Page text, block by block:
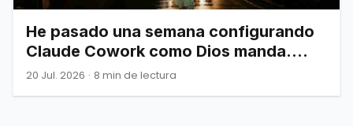
He pasado una semana configurando
Claude Cowork como Dios manda.
Esto es todo lo que de verdad
20 Jul. 2026 · 8 min de lectura